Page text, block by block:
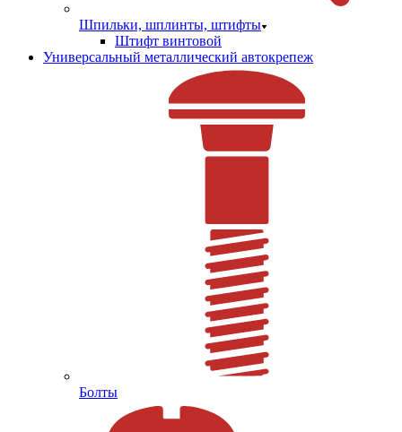
Шпильки, шплинты, штифты
Штифт винтовой
Универсальный металлический автокрепеж
Болты